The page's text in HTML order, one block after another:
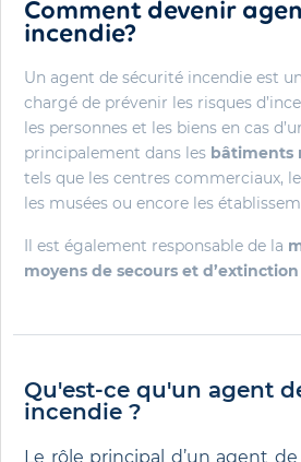
Comment devenir
incendie?
Un agent de sécurité incendie est
chargé de prévenir les risques
les personnes et les biens en cas
principalement dans les bâtiments
tels que les centres commerciaux,
les musées ou encore les
Il est également responsable de la
moyens de secours et
Qu'est-ce qu'un agent
incendie ?
Le rôle principal d’un agent de